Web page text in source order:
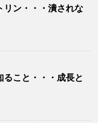
リン・・・潰されな
ること・・・成長と